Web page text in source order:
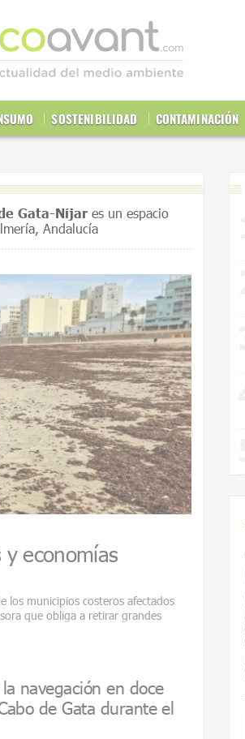
SOSTENIBILIDAD CONTAMINACIÓN
Gata-Níjar es un espacio
, Andalucía
y economías
los municipios costeros afectados
que obliga a retirar grandes
navegación en doce
de Gata durante el